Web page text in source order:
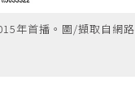
年首播。圖/擷取自網路